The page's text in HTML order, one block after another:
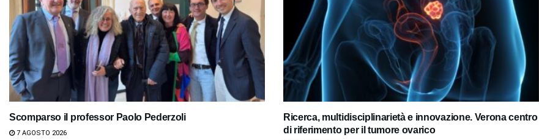
Scomparso il professor Paolo Pederzoli
7 AGOSTO 2026
Ricerca, multidisciplinarietà e innovazione. Verona centro
di riferimento per il tumore ovarico